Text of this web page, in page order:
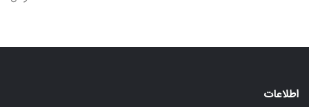
اطلاعات